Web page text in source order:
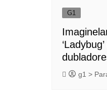
G1
g1 >